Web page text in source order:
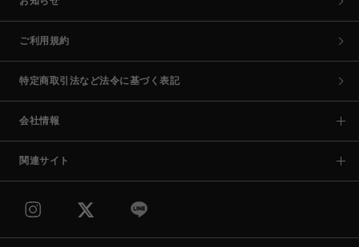
ご利用規約
特定商取引法など法令に基づく表記
会社情報
関連サイト